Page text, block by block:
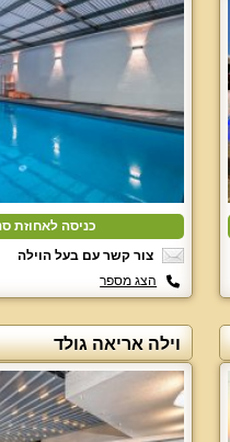
כניסה לאחוזת
צור קשר עם בעל הוילה
הצג מספר
וילה אריאה גולד